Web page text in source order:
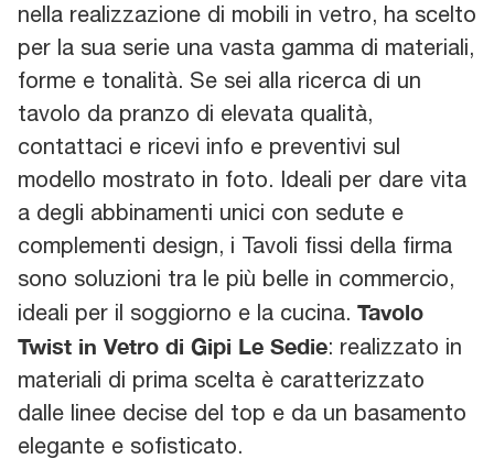
nella realizzazione di mobili in vetro, ha scelto
per la sua serie una vasta gamma di materiali,
forme e tonalità. Se sei alla ricerca di un
tavolo da pranzo di elevata qualità,
contattaci e ricevi info e preventivi sul
modello mostrato in foto. Ideali per dare vita
a degli abbinamenti unici con sedute e
complementi design, i Tavoli fissi della firma
sono soluzioni tra le più belle in commercio,
ideali per il soggiorno e la cucina. Tavolo
Twist in Vetro di Gipi Le Sedie: realizzato in
materiali di prima scelta è caratterizzato
dalle linee decise del top e da un basamento
elegante e sofisticato.